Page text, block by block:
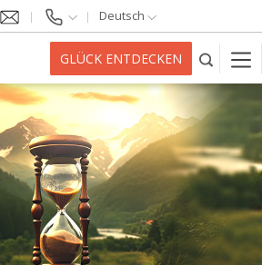
Deutsch
GLÜCK ENTDECKEN